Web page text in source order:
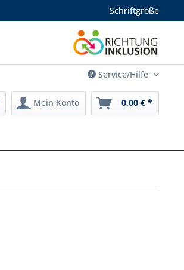
Schriftgröße
Service/Hilfe
Mein Konto 0,00 € *